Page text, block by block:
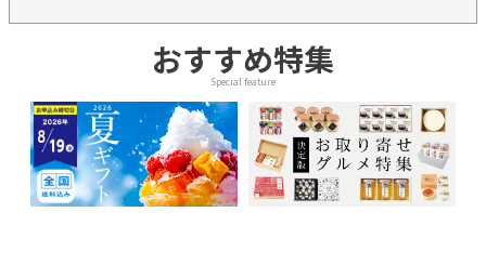
おすすめ特集
Special feature